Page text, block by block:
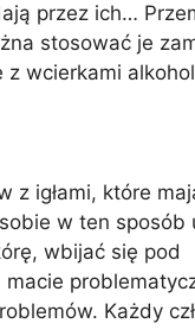
przez ich…
stosować je
wcierkami
igłami, które
w ten sposób
wbijać się pod
Każdy